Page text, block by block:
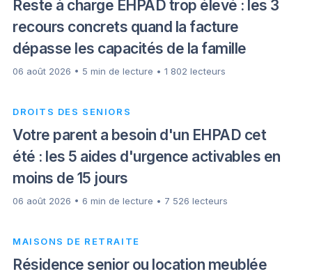
Reste à charge EHPAD trop élevé : les 3
recours concrets quand la facture
dépasse les capacités de la famille
06 août 2026 • 5 min de lecture • 1 802 lecteurs
DROITS DES SENIORS
Votre parent a besoin d'un EHPAD cet
été : les 5 aides d'urgence activables en
moins de 15 jours
06 août 2026 • 6 min de lecture • 7 526 lecteurs
MAISONS DE RETRAITE
Résidence senior ou location meublée